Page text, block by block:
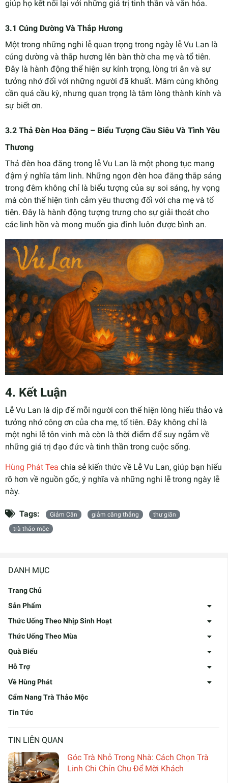
DANH MỤC
Trang Chủ
Sản Phẩm
Thức Uống Theo Nhịp Sinh Hoạt
Thức Uống Theo Mùa
Quà Biếu
Hỗ Trợ
Về Hùng Phát
Cẩm Nang Trà Thảo Mộc
Tin Tức
TIN LIÊN QUAN
Góc Trà Nhỏ Trong Nhà: Cách Chọn Trà
Linh Chi Chỉn Chu Để Mời Khách
giúp họ kết nối lại với những giá trị tinh thần và văn hóa.
3.1 Cúng Dường Và Thắp Hương
Một trong những nghi lễ quan trọng trong ngày lễ Vu Lan là
cúng dường và thắp hương lên bàn thờ cha mẹ và tổ tiên.
Đây là hành động thể hiện sự kính trọng, lòng tri ân và sự
tưởng nhớ đối với những người đã khuất. Mâm cúng không
cần quá cầu kỳ, nhưng quan trọng là tâm lòng thành kính và
sự biết ơn.
3.2 Thả Đèn Hoa Đăng – Biểu Tượng Cầu Siêu Và Tình Yêu
Thương
Thả đèn hoa đăng trong lễ Vu Lan là một phong tục mang
đậm ý nghĩa tâm linh. Những ngọn đèn hoa đăng thắp sáng
trong đêm không chỉ là biểu tượng của sự soi sáng, hy vọng
mà còn thể hiện tình cảm yêu thương đối với cha mẹ và tổ
tiên. Đây là hành động tượng trưng cho sự giải thoát cho
các linh hồn và mong muốn gia đình luôn được bình an.
4. Kết Luận
Lễ Vu Lan là dịp để mỗi người con thể hiện lòng hiếu thảo và
tưởng nhớ công ơn của cha mẹ, tổ tiên. Đây không chỉ là
một nghi lễ tôn vinh mà còn là thời điểm để suy ngẫm về
những giá trị đạo đức và tinh thần trong cuộc sống.
Hùng Phát Tea chia sẻ kiến thức về Lễ Vu Lan, giúp bạn hiểu
rõ hơn về nguồn gốc, ý nghĩa và những nghi lễ trong ngày lễ
này.
Tags: Giảm Cân giảm căng thẳng
thư giãn
trà thảo mộc